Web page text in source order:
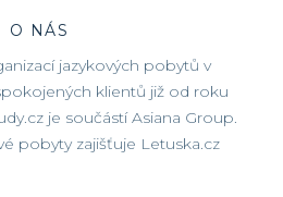
O NÁS
jazykových pobytů v
klientů již od roku
je součástí Asiana Group.
pobyty zajišťuje Letuska.cz